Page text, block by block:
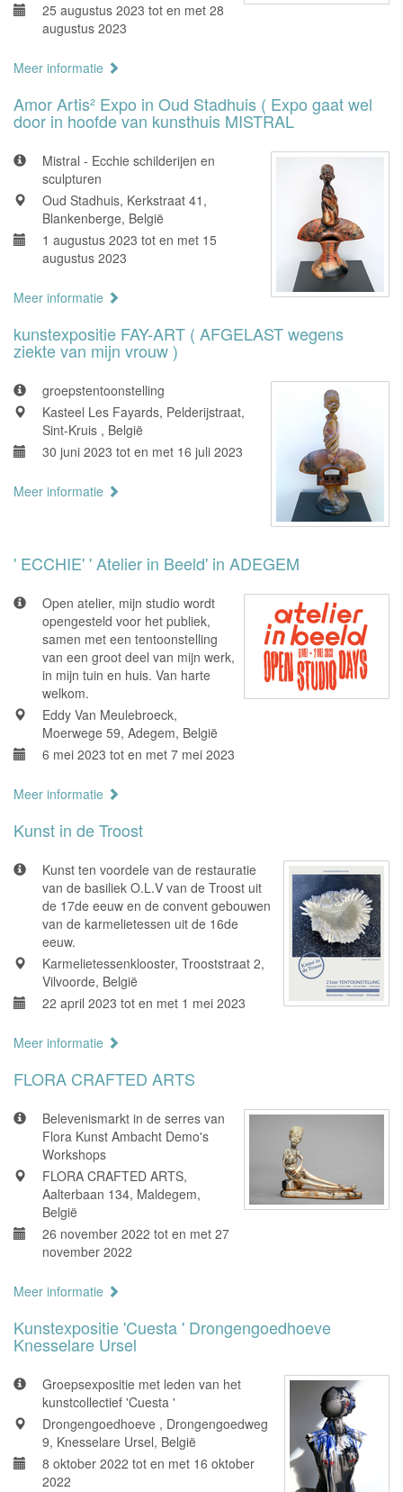
25 augustus 2023 tot en met 28
augustus 2023
Meer informatie
Amor Artis² Expo in Oud Stadhuis ( Expo gaat wel
door in hoofde van kunsthuis MISTRAL
Mistral - Ecchie schilderijen en
sculpturen
Oud Stadhuis, Kerkstraat 41,
Blankenberge, België
1 augustus 2023 tot en met 15
augustus 2023
Meer informatie
kunstexpositie FAY-ART ( AFGELAST wegens
ziekte van mijn vrouw )
groepstentoonstelling
Kasteel Les Fayards, Pelderijstraat,
Sint-Kruis , België
30 juni 2023 tot en met 16 juli 2023
Meer informatie
' ECCHIE' ' Atelier in Beeld' in ADEGEM
Open atelier, mijn studio wordt
opengesteld voor het publiek,
samen met een tentoonstelling
van een groot deel van mijn werk,
in mijn tuin en huis. Van harte
welkom.
Eddy Van Meulebroeck,
Moerwege 59, Adegem, België
6 mei 2023 tot en met 7 mei 2023
Meer informatie
Kunst in de Troost
Kunst ten voordele van de restauratie
van de basiliek O.L.V van de Troost uit
de 17de eeuw en de convent gebouwen
van de karmelietessen uit de 16de
eeuw.
Karmelietessenklooster, Trooststraat 2,
Vilvoorde, België
22 april 2023 tot en met 1 mei 2023
Meer informatie
FLORA CRAFTED ARTS
Belevenismarkt in de serres van
Flora Kunst Ambacht Demo's
Workshops
FLORA CRAFTED ARTS,
Aalterbaan 134, Maldegem,
België
26 november 2022 tot en met 27
november 2022
Meer informatie
Kunstexpositie 'Cuesta ' Drongengoedhoeve
Knesselare Ursel
Groepsexpositie met leden van het
kunstcollectief 'Cuesta '
Drongengoedhoeve , Drongengoedweg
9, Knesselare Ursel, België
8 oktober 2022 tot en met 16 oktober
2022